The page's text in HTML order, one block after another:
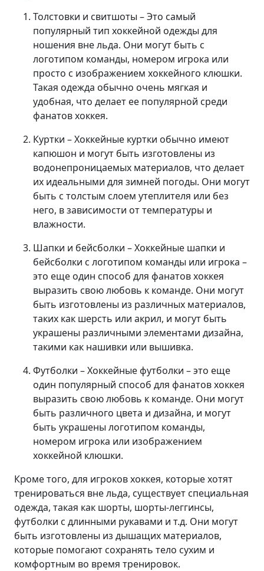
Толстовки и свитшоты – Это самый
популярный тип хоккейной одежды для
ношения вне льда. Они могут быть с
логотипом команды, номером игрока или
просто с изображением хоккейного клюшки.
Такая одежда обычно очень мягкая и
удобная, что делает ее популярной среди
фанатов хоккея.
Куртки – Хоккейные куртки обычно имеют
капюшон и могут быть изготовлены из
водонепроницаемых материалов, что делает
их идеальными для зимней погоды. Они могут
быть с толстым слоем утеплителя или без
него, в зависимости от температуры и
влажности.
Шапки и бейсболки – Хоккейные шапки и
бейсболки с логотипом команды или игрока –
это еще один способ для фанатов хоккея
выразить свою любовь к команде. Они могут
быть изготовлены из различных материалов,
таких как шерсть или акрил, и могут быть
украшены различными элементами дизайна,
такими как нашивки или вышивка.
Футболки – Хоккейные футболки – это еще
один популярный способ для фанатов хоккея
выразить свою любовь к команде. Они могут
быть различного цвета и дизайна, и могут
быть украшены логотипом команды,
номером игрока или изображением
хоккейной клюшки.
Кроме того, для игроков хоккея, которые хотят
тренироваться вне льда, существует специальная
одежда, такая как шорты, шорты-леггинсы,
футболки с длинными рукавами и т.д. Они могут
быть изготовлены из дышащих материалов,
которые помогают сохранять тело сухим и
комфортным во время тренировок.